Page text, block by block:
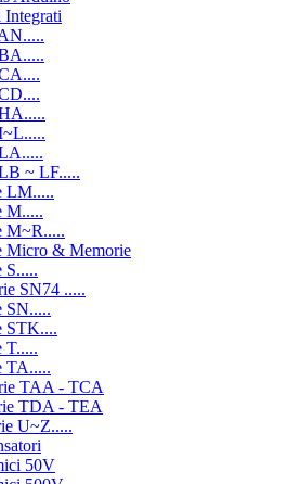
~ LF.....
LM.....
M.....
M~R.....
Micro & Memorie
S.....
SN74 .....
SN.....
STK....
T.....
TA.....
TAA - TCA
TDA - TEA
U~Z.....
50V